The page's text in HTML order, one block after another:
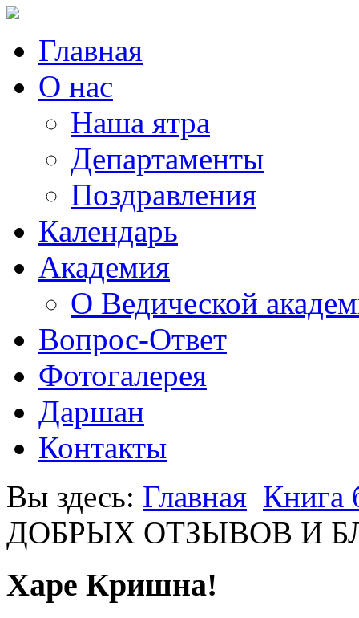
Главная
О нас
Наша ятра
Департаменты
Поздравления
Календарь
Академия
О Ведической
Вопрос-Ответ
Фотогалерея
Даршан
Контакты
Вы здесь: Главная Книга
ДОБРЫХ ОТЗЫВОВ И
Харе Кришна!